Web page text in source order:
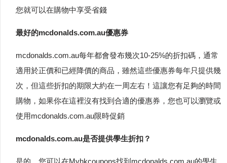
您就可以在購物中享受省錢
最好的mcdonalds.com.au優惠券
mcdonalds.com.au每年都會發布幾次10-25%的折扣碼，通常
適用於正價和已經降價的商品，雖然這些優惠券每年只提供幾
次，但這些折扣的期限大約在一周左右！這讓您有足夠的時間
購物，如果你在這裡沒有找到合適的優惠券，您也可以瀏覽或
使用mcdonalds.com.au限時促銷
mcdonalds.com.au是否提供學生折扣？